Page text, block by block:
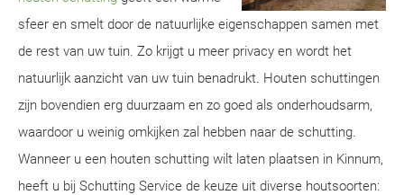
sfeer en smelt door de natuurlijke eigenschappen samen met
de rest van uw tuin. Zo krijgt u meer privacy en wordt het
natuurlijk aanzicht van uw tuin benadrukt. Houten schuttingen
zijn bovendien erg duurzaam en zo goed als onderhoudsarm,
waardoor u weinig omkijken zal hebben naar de schutting.
Wanneer u een houten schutting wilt laten plaatsen in Kinnum,
heeft u bij Schutting Service de keuze uit diverse houtsoorten: